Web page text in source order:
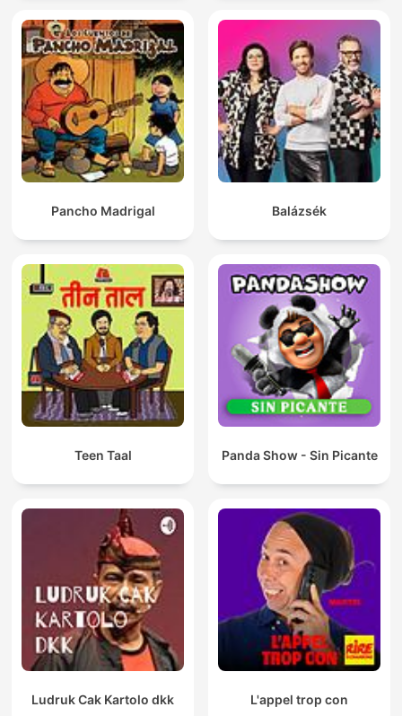
Pancho Madrigal Balázsék
Teen Taal Panda Show - Sin Picante
Ludruk Cak Kartolo dkk L'appel trop con